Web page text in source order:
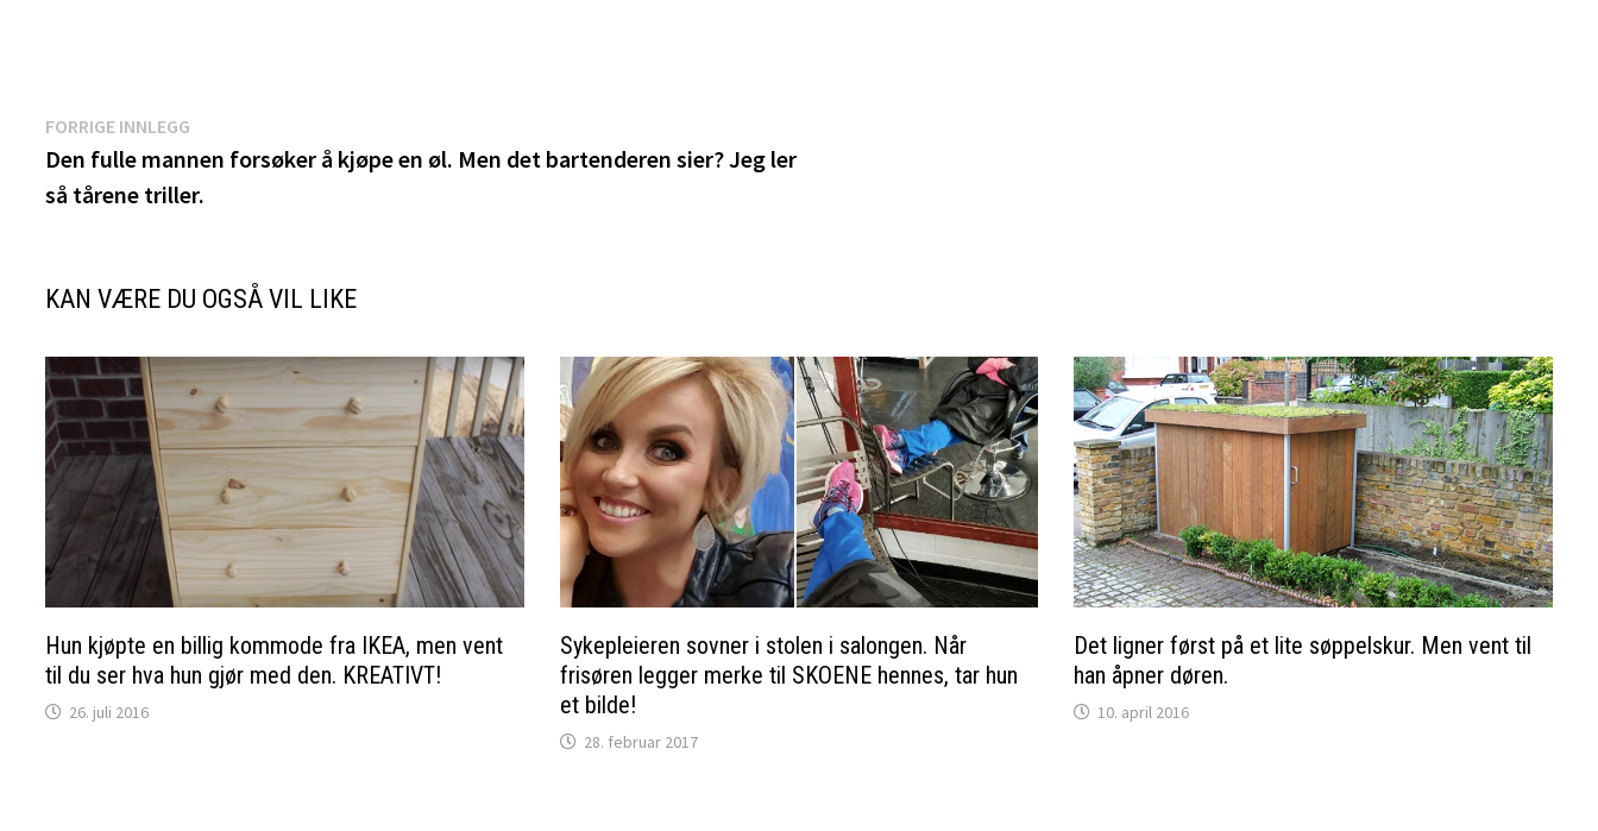
Innleggsnavigasjon
FORRIGE INNLEGG
innlegg:
Den fulle mannen forsøker å kjøpe en øl. Men det bartenderen sier? Jeg ler
så tårene triller.
KAN VÆRE DU OGSÅ VIL LIKE
Hun kjøpte en billig kommode fra IKEA, men vent
til du ser hva hun gjør med den. KREATIVT!
26. juli 2016
Sykepleieren sovner i stolen i salongen. Når
frisøren legger merke til SKOENE hennes, tar hun
et bilde!
28. februar 2017
Det ligner først på et lite søppelskur. Men vent til
han åpner døren.
10. april 2016